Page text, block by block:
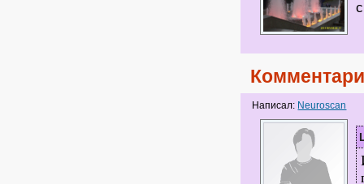
Написал: Neuroscan